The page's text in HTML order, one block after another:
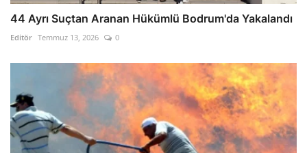
44 Ayrı Suçtan Aranan Hükümlü Bodrum'da Yakalandı
Editör Temmuz 13, 2026 0